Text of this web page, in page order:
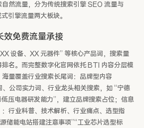
然流量，分为传统搜索引擎 SEO 流量与
引擎流量两大板块。
效免费流量承接
设备、XX 元器件” 等核心产品词，搜索量
名。而完整数字化官网依托 BTI 内容分层模
量覆盖行业搜索长尾词：品牌型内容
、公司实力词、行业龙头相关搜索，如 “宁德
压电器研发能力”，建立品牌搜索占位；信息
行业科普、技术解析、行业痛点、选型指
储能电站搭建注意事项”“工业芯片选型标